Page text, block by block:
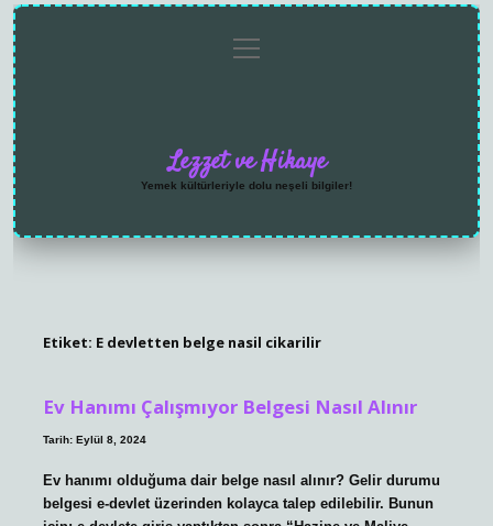
menüyü
aç
Lezzet ve Hikaye
Yemek kültürleriyle dolu neşeli bilgiler!
Etiket: E devletten belge nasil cikarilir
Ev Hanımı Çalışmıyor Belgesi Nasıl Alınır
Tarih: Eylül 8, 2024
Ev hanımı olduğuma dair belge nasıl alınır? Gelir durumu
belgesi e-devlet üzerinden kolayca talep edilebilir. Bunun